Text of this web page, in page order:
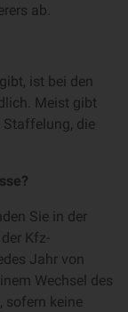
ab.
ist bei den
Meist gibt
Staffelung, die
Sie in der
Kfz-
Jahr von
Wechsel des
sofern keine